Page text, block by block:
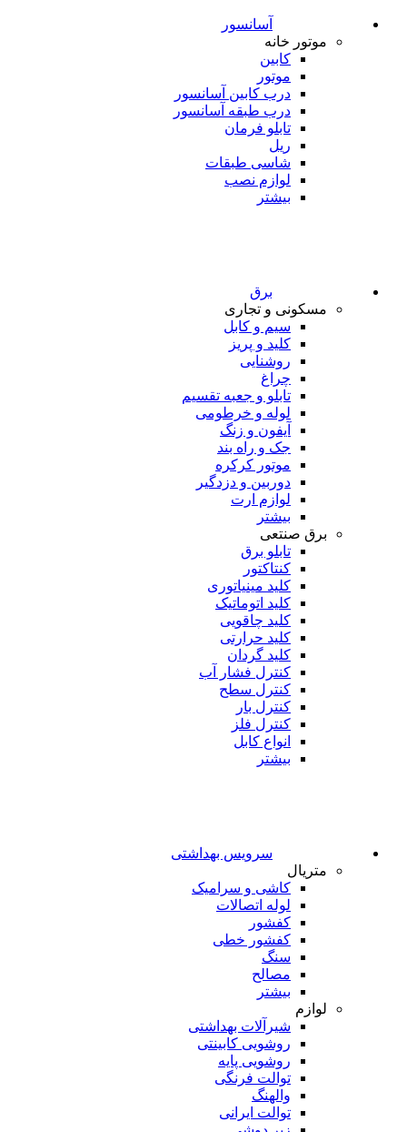
آسانسور
موتور خانه
کابین
موتور
درب کابین آسانسور
درب طبقه آسانسور
تابلو فرمان
ریل
شاسی طبقات
لوازم نصب
بیشتر
برق
مسکونی و تجاری
سیم و کابل
کلید و پریز
روشنایی
چراغ
تابلو و جعبه تقسیم
لوله و خرطومی
آیفون و زنگ
جک و راه بند
موتور کرکره
دوربین و دزدگیر
لوازم ارت
بیشتر
برق صنتعی
تابلو برق
کنتاکتور
کلید مینیاتوری
کلید اتوماتیک
کلید چاقویی
کلید حرارتی
کلید گردان
کنترل فشار آب
کنترل سطح
کنترل بار
کنترل فلز
انواع کابل
بیشتر
سرویس بهداشتی
متریال
کاشی و سرامیک
لوله اتصالات
کفشور
کفشور خطی
سنگ
مصالح
بیشتر
لوازم
شیرآلات بهداشتی
روشویی کابینتی
روشویی پایه
توالت فرنگی
والهنگ
توالت ایرانی